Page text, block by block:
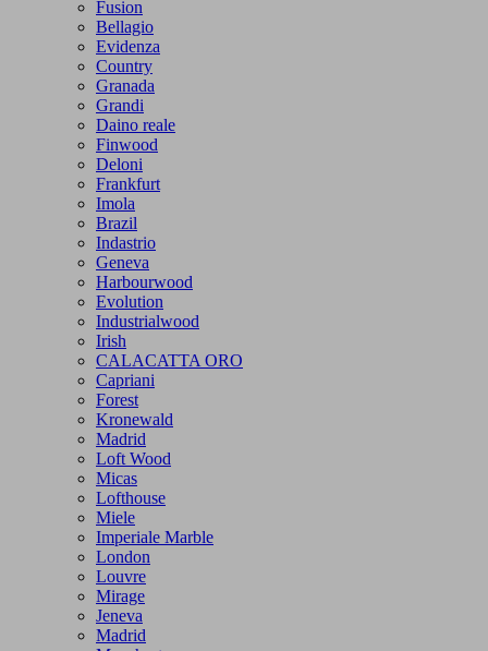
Fusion
Bellagio
Evidenza
Country
Granada
Grandi
Daino reale
Finwood
Deloni
Frankfurt
Imola
Brazil
Indastrio
Geneva
Harbourwood
Evolution
Industrialwood
Irish
CALACATTA ORO
Capriani
Forest
Kronewald
Madrid
Loft Wood
Micas
Lofthouse
Miele
Imperiale Marble
London
Louvre
Mirage
Jeneva
Madrid